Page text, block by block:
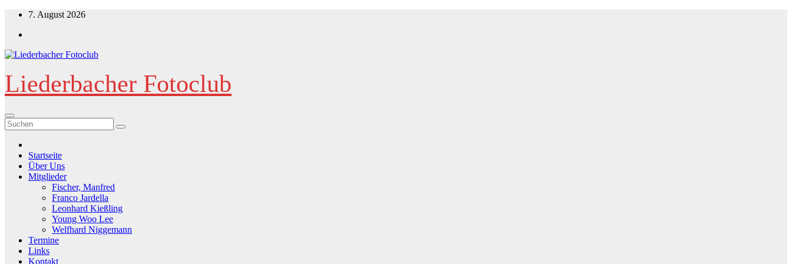
Zum
springen
7. August 2026
Liederbacher Fotoclub
Startseite
Über Uns
Mitglieder
Fischer, Manfred
Franco Jardella
Leonhard Kießling
Young Woo Lee
Welfhard Niggemann
Termine
Links
Kontakt